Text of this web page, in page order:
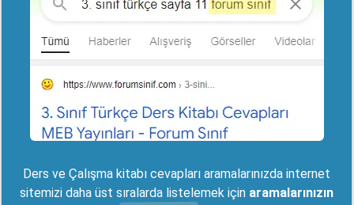
Ders ve Çalışma kitabı cevapları aramalarınızda internet
sitemizi daha üst sıralarda listelemek için aramalarınızın